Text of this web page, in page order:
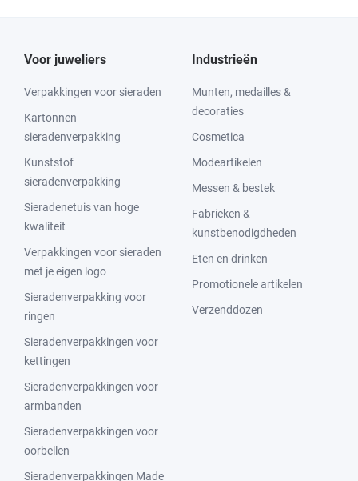
Voor juweliers
Verpakkingen voor sieraden
Kartonnen
sieradenverpakking
Kunststof
sieradenverpakking
Sieradenetuis van hoge
kwaliteit
Verpakkingen voor sieraden
met je eigen logo
Sieradenverpakking voor
ringen
Sieradenverpakkingen voor
kettingen
Sieradenverpakkingen voor
armbanden
Sieradenverpakkingen voor
oorbellen
Sieradenverpakkingen Made
Industrieën
Munten, medailles &
decoraties
Cosmetica
Modeartikelen
Messen & bestek
Fabrieken &
kunstbenodigdheden
Eten en drinken
Promotionele artikelen
Verzenddozen